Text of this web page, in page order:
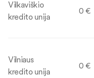
Vilkaviškio
kredito unija
0 €
Vilniaus
kredito unija
0 €